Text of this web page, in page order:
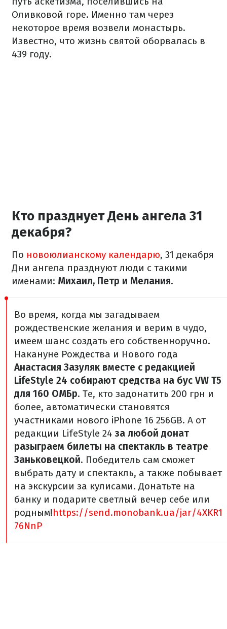
Оливковой горе. Именно там через
некоторое время возвели монастырь.
Известно, что жизнь святой оборвалась в
439 году.
Кто празднует День ангела 31
декабря?
По новоюлианскому календарю, 31 декабря
Дни ангела празднуют люди с такими
именами: Михаил, Петр и Мелания.
Во время, когда мы загадываем
рождественские желания и верим в чудо,
имеем шанс создать его собственноручно.
Накануне Рождества и Нового года
Анастасия Зазуляк вместе с редакцией
LifeStyle 24 собирают средства на бус VW T5
для 160 ОМБр. Те, кто задонатить 200 грн и
более, автоматически становятся
участниками нового iPhone 16 256GB. А от
редакции LifeStyle 24за любой донат
разыграем билеты на спектакль в театре
Заньковецкой. Победитель сам сможет
выбрать дату и спектакль, а также побывает
на экскурсии за кулисами. Донатьте на
банку и подарите светлый вечер себе или
родным!https://send.monobank.ua/jar/4XKR1
76NnP